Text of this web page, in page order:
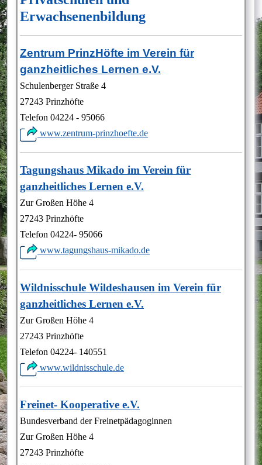
Erwachsenenbildung
Zentrum PrinzHöfte im Verein für
ganzheitliches Lernen e.V.
Schulenberger Straße 4
27243 Prinzhöfte
Telefon 04224 - 95066
www.zentrum-prinzhoefte.de
Tagungshaus Mikado im Verein für
ganzheitliches Lernen e.V.
Zur Großen Höhe 4
27243 Prinzhöfte
Telefon 04224- 95066
www.tagungshaus-mikado.de
Wildnisschule Wildeshausen im Verein für
ganzheitliches Lernen e.V.
Zur Großen Höhe 4
27243 Prinzhöfte
Telefon 04224- 140551
www.wildnisschule.de
Freinet- Kooperative e.V.
Bundesverband der Freinetpädagoginnen
Zur Großen Höhe 4
27243 Prinzhöfte